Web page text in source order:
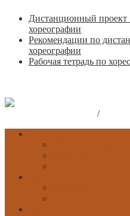
Дистанционный проект
хореографии
Рекомендации по
хореографии
Рабочая тетрадь по
/